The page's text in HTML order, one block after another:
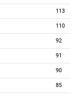
113
110
92
91
90
85